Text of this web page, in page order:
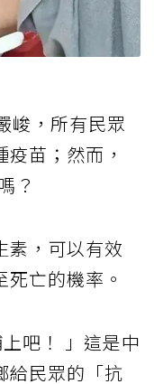
峻，所有民眾
苗；然而，
？
素，可以有效
亡的機率。
上吧！ 」這是中
給民眾的「抗